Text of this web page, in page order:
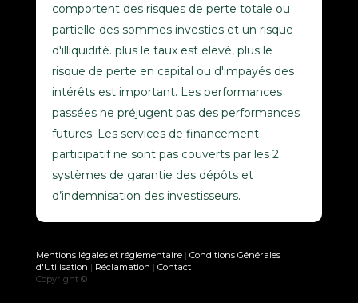
comportent des risques de perte totale ou
partielle des sommes investies et un risque
d'illiquidité. plus le taux est élevé, plus le
risque de perte en capital ou d'impayés des
intérêts est important. Les performances
passées ne préjugent pas des performances
futures. Les services de financement
participatif ne sont pas couverts par les 2
systèmes de garantie des dépôts et
d’indemnisation des investisseurs.
Mentions légales et réglementaire| Conditions Générales
d'Utilisation | Réclamation | Contact
Copyright ©